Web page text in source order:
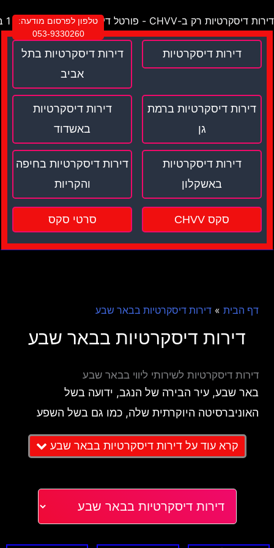
דירות דיסקרטיות רק ב-CHVV - פורטל דירות דיסקרטיות מספר 1 בישראל !
טלפון לפרסום מודעה:
053-9330260
דירות דיסקרטיות
דירות דיסקרטיות בתל
אביב
דירות דיסקרטיות ברמת
גן
דירות דיסקרטיות
באשדוד
דירות דיסקרטיות
באשקלון
דירות דיסקרטיות בחיפה
והקריות
סקס CHVV סרטי סקס
דף הבית » דירות דיסקרטיות בבאר שבע
דירות דיסקרטיות בבאר שבע
דירות דיסקרטיות לשירותי ליווי בבאר שבע
באר שבע, עיר הבירה של הנגב, ידועה בשל
האוניברסיטה היוקרתית שלה, כמו גם בשל השפע
התרבותי וההיסטורי. בשנים האחרונות, הפכה העיר
למוקד לבילויים ותרבות גם למבוגרים, כולל שירותי
היתרונות של דירות דיסקרטיות לשירותי ליווי בבאר
שבע, כיצד לבחור את המקום המתאים, ומה חשוב
קרא עוד על דירות דיסקרטיות בבאר שבע